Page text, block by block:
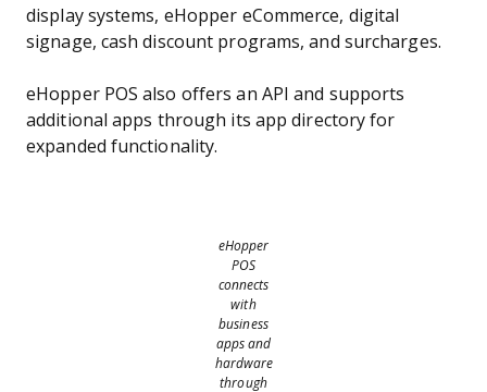
display systems, eHopper eCommerce, digital
signage, cash discount programs, and surcharges.
eHopper POS also offers an API and supports
additional apps through its app directory for
expanded functionality.
eHopper
POS
connects
with
business
apps and
hardware
through